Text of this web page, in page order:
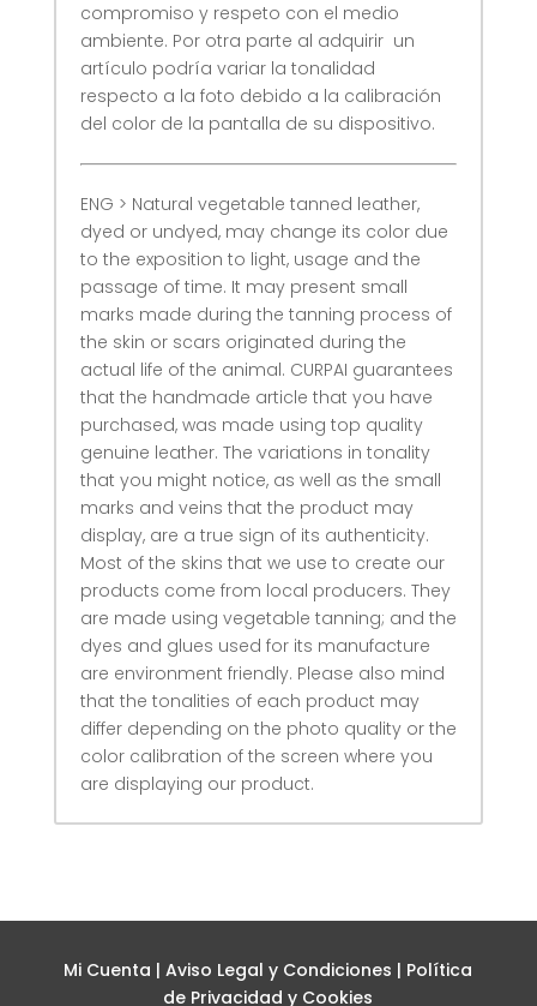
compromiso y respeto con el medio
ambiente. Por otra parte al adquirir un
artículo podría variar la tonalidad
respecto a la foto debido a la calibración
del color de la pantalla de su dispositivo.
ENG > Natural vegetable tanned leather,
dyed or undyed, may change its color due
to the exposition to light, usage and the
passage of time. It may present small
marks made during the tanning process of
the skin or scars originated during the
actual life of the animal. CURPAI guarantees
that the handmade article that you have
purchased, was made using top quality
genuine leather. The variations in tonality
that you might notice, as well as the small
marks and veins that the product may
display, are a true sign of its authenticity.
Most of the skins that we use to create our
products come from local producers. They
are made using vegetable tanning; and the
dyes and glues used for its manufacture
are environment friendly. Please also mind
that the tonalities of each product may
differ depending on the photo quality or the
color calibration of the screen where you
are displaying our product.
Mi Cuenta |Aviso Legal y Condiciones | Política
de Privacidad y Cookies